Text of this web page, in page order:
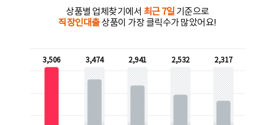
상품별 업체찾기에서 최근 7일 기준으로
직장인대출상품이 가장 클릭수가 많았어요!
3,506 3,474 2,941 2,532 2,317